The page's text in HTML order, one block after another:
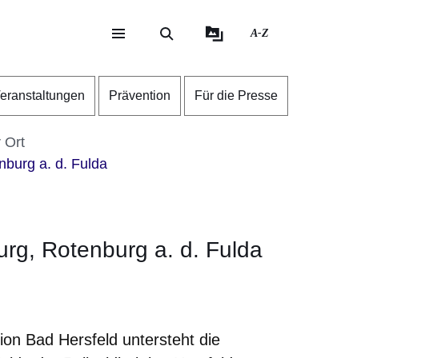
A-Z
Prävention Für die Presse
Ort
a. d. Fulda
Rotenburg a. d. Fulda
Bad Hersfeld untersteht die